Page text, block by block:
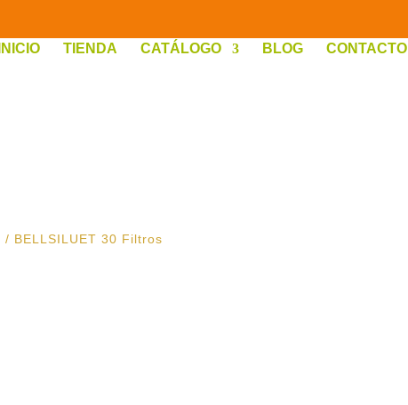
INICIO TIENDA CATÁLOGO BLOG CONTACTO
/ BELLSILUET 30 Filtros